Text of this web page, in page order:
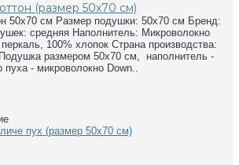
(размер 50х70 см)
50х70 см Размер подушки: 50х70 см Бренд:
средняя Наполнитель: Микроволокно
100% хлопок Страна производства:
размером 50х70 см, наполнитель -
пуха - микроволокно Down..